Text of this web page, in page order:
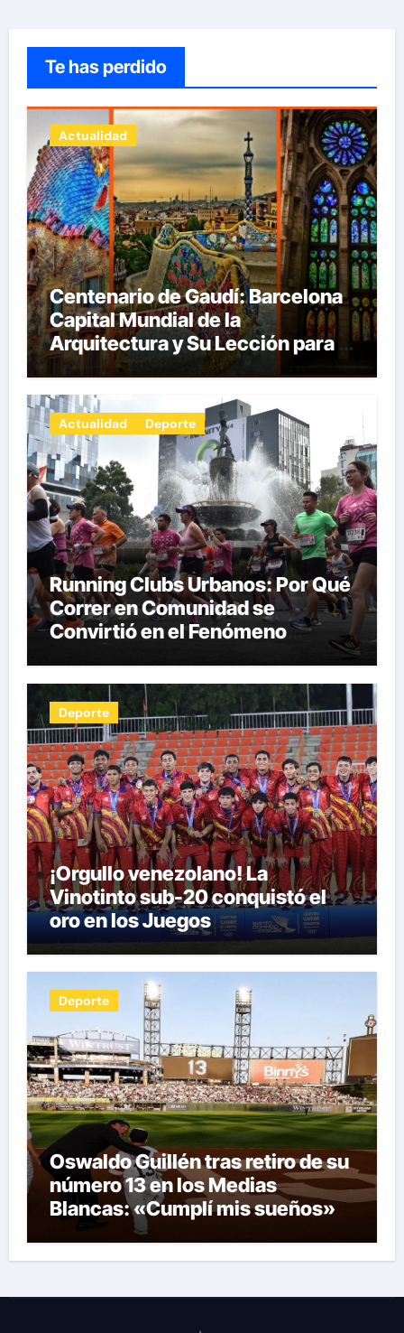
Te has perdido
Actualidad
Centenario de Gaudí: Barcelona
Capital Mundial de la
Arquitectura y Su Lección para la
Innovación por Carlos Julio
Heydra Castillo
Actualidad Deporte
Running Clubs Urbanos: Por Qué
Correr en Comunidad se
Convirtió en el Fenómeno
Fitness del Siglo XXI por Herman
Pocaterra
Deporte
¡Orgullo venezolano! La
Vinotinto sub-20 conquistó el
oro en los Juegos
Centroamericanos y del Caribe
tras unos dramáticos penales
Deporte
Oswaldo Guillén tras retiro de su
número 13 en los Medias
Blancas: «Cumplí mis sueños»